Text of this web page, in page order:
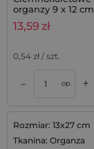
organzy 9 x 12
lawendę - 25 szt.
13,59 zł
0,54 zł / szt.
– op. +
Rozmiar: 13x27 cm
Tkanina: Organza